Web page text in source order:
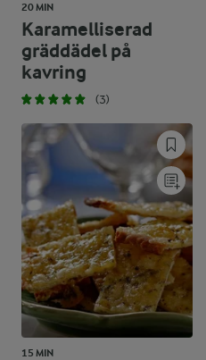
20 MIN
Karamelliserad
gräddädel på
kavring
(3)
15 MIN